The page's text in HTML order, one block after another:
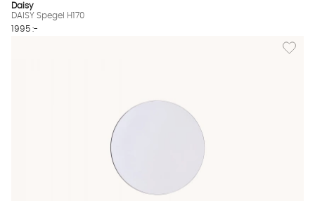
Daisy
DAISY Spegel H170
1995 :-
Lägg